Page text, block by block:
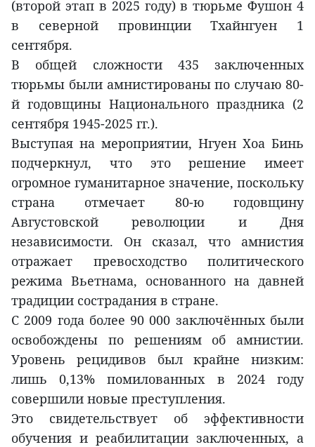
(второй этап в 2025 году) в тюрьме Фушон 4
в северной провинции Тхайнгуен 1
сентября.
В общей сложности 435 заключенных
тюрьмы были амнистированы по случаю 80-
й годовщины Национального праздника (2
сентября 1945-2025 гг.).
Выступая на мероприятии, Нгуен Хоа Бинь
подчеркнул, что это решение имеет
огромное гуманитарное значение, поскольку
страна отмечает 80-ю годовщину
Августовской революции и Дня
независимости. Он сказал, что амнистия
отражает превосходство политического
режима Вьетнама, основанного на давней
традиции сострадания в стране.
С 2009 года более 90 000 заключённых были
освобождены по решениям об амнистии.
Уровень рецидивов был крайне низким:
лишь 0,13% помилованных в 2024 году
совершили новые преступления.
Это свидетельствует об эффективности
обучения и реабилитации заключенных, а